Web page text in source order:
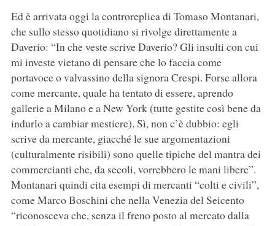
Ed è arrivata oggi la controreplica di Tomaso Montanari,
che sullo stesso quotidiano si rivolge direttamente a
Daverio: “In che veste scrive Daverio? Gli insulti con cui
mi investe vietano di pensare che lo faccia come
portavoce o valvassino della signora Crespi. Forse allora
come mercante, quale ha tentato di essere, aprendo
gallerie a Milano e a New York (tutte gestite così bene da
indurlo a cambiar mestiere). Sì, non c’è dubbio: egli
scrive da mercante, giacché le sue argomentazioni
(culturalmente risibili) sono quelle tipiche del mantra dei
commercianti che, da secoli, vorrebbero le mani libere”.
Montanari quindi cita esempi di mercanti “colti e civili”,
come Marco Boschini che nella Venezia del Seicento
“riconosceva che, senza il freno posto al mercato dalla